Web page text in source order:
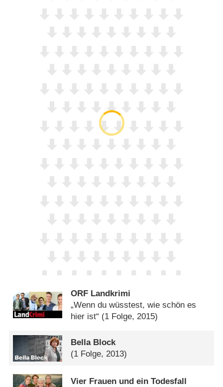
ORF Landkrimi
„Wenn du wüsstest, wie schön es
hier ist“ (1 Folge, 2015)
Bella Block
(1 Folge, 2013)
Vier Frauen und ein Todesfall